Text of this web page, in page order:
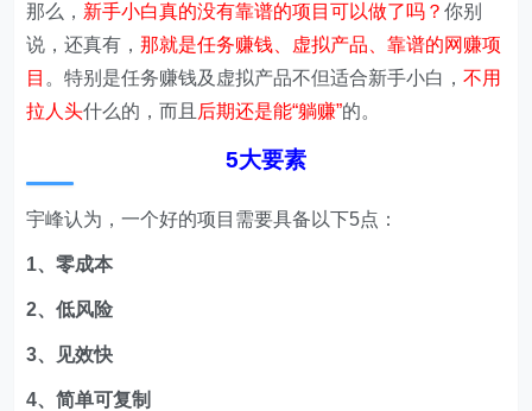
那么， 新手小白真的没有靠谱的项目可以做了吗？你别
说，还真有，那就是任务赚钱、虚拟产品、靠谱的网赚项
目 。特别是任务赚钱及虚拟产品不但适合新手小白，不用
拉人头什么的，而且 后期还是能“躺赚”的。
5大要素
宇峰认为，一个好的项目需要具备以下5点：
1、零成本
2、低风险
3、见效快
4、简单可复制